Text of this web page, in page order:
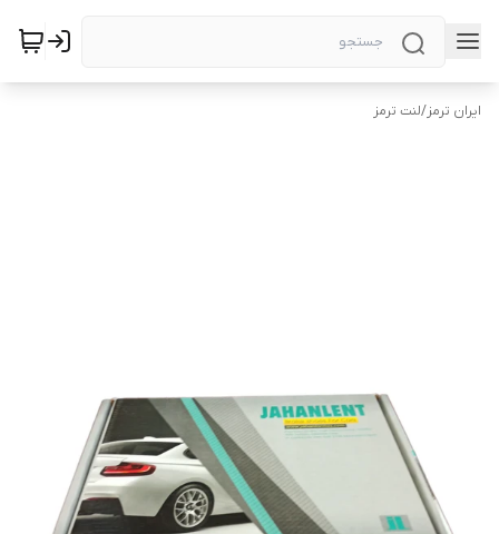
ایران ترمز/لنت ترمز